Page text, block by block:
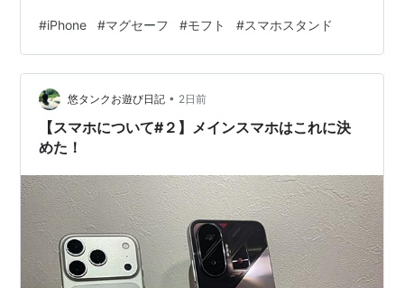
イコライザをオフにする
3Gをオフにする
自動確認するメールアカウントの数を減らす
バッテリー - パフォーマンスを最大化する -
Apple（日本）
その他
な面倒なことはしなくて良い！！ だってMagSafeだか
ら！！ はい、黄色が好きなので黄色にしました。 絶対に
汚れるよね。でも気にしない ってことで中身がこちら か
わいい〜〜 ぷりち〜〜〜 ああ、後MagSafeに無理やりす
るためのマグネットリングも付属していましたね これ
自…
#iPhone #マグセーフ #モフト #スマホスタンド
悠タンクお遊び日記 • 2日前
【スマホについて#２】メインスマホはこれに決
めた！